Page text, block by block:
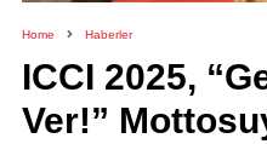
Home Haberler
ICCI 2025,
Ver!”